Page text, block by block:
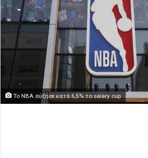
Το ΝΒΑ αύξησε κατά 6,5% το salary cup